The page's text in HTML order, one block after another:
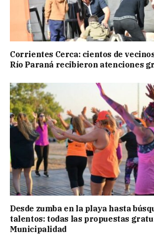
Corrientes Cerca: cientos de
Río Paraná recibieron atenciones
Desde zumba en la playa hasta
talentos: todas las propuestas
Municipalidad